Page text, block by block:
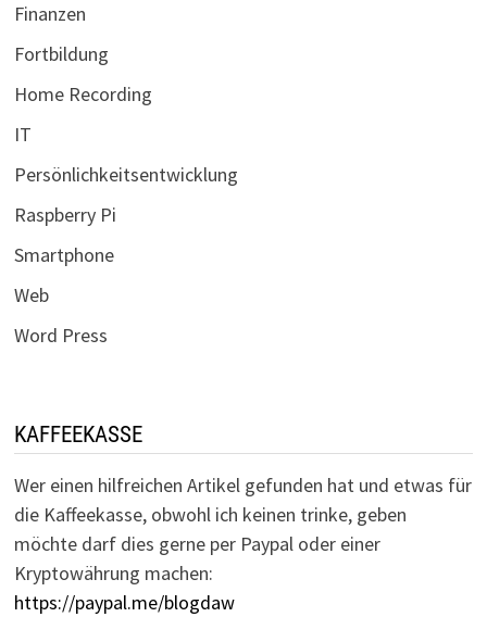
Finanzen
Fortbildung
Home Recording
IT
Persönlichkeitsentwicklung
Raspberry Pi
Smartphone
Web
Word Press
KAFFEEKASSE
Wer einen hilfreichen Artikel gefunden hat und etwas für
die Kaffeekasse, obwohl ich keinen trinke, geben
möchte darf dies gerne per Paypal oder einer
Kryptowährung machen:
https://paypal.me/blogdaw